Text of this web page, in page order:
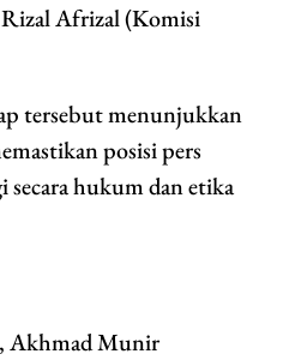
Afrizal (Komisi
tersebut menunjukkan
posisi pers
hukum dan etika
Akhmad Munir